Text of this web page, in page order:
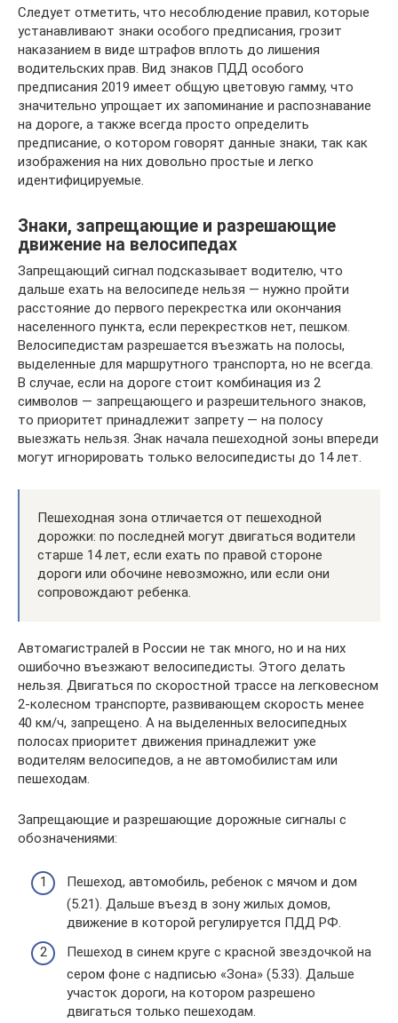
Следует отметить, что несоблюдение правил, которые
устанавливают знаки особого предписания, грозит
наказанием в виде штрафов вплоть до лишения
водительских прав. Вид знаков ПДД особого
предписания 2019 имеет общую цветовую гамму, что
значительно упрощает их запоминание и распознавание
на дороге, а также всегда просто определить
предписание, о котором говорят данные знаки, так как
изображения на них довольно простые и легко
идентифицируемые.
Знаки, запрещающие и разрешающие
движение на велосипедах
Запрещающий сигнал подсказывает водителю, что
дальше ехать на велосипеде нельзя — нужно пройти
расстояние до первого перекрестка или окончания
населенного пункта, если перекрестков нет, пешком.
Велосипедистам разрешается въезжать на полосы,
выделенные для маршрутного транспорта, но не всегда.
В случае, если на дороге стоит комбинация из 2
символов — запрещающего и разрешительного знаков,
то приоритет принадлежит запрету — на полосу
выезжать нельзя. Знак начала пешеходной зоны впереди
могут игнорировать только велосипедисты до 14 лет.
Пешеходная зона отличается от пешеходной
дорожки: по последней могут двигаться водители
старше 14 лет, если ехать по правой стороне
дороги или обочине невозможно, или если они
сопровождают ребенка.
Автомагистралей в России не так много, но и на них
ошибочно въезжают велосипедисты. Этого делать
нельзя. Двигаться по скоростной трассе на легковесном
2-колесном транспорте, развивающем скорость менее
40 км/ч, запрещено. А на выделенных велосипедных
полосах приоритет движения принадлежит уже
водителям велосипедов, а не автомобилистам или
пешеходам.
Запрещающие и разрешающие дорожные сигналы с
обозначениями:
Пешеход, автомобиль, ребенок с мячом и дом
(5.21). Дальше въезд в зону жилых домов,
движение в которой регулируется ПДД РФ.
Пешеход в синем круге с красной звездочкой на
сером фоне с надписью «Зона» (5.33). Дальше
участок дороги, на котором разрешено
двигаться только пешеходам.